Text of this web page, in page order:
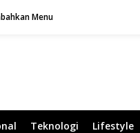
Menu
Teknologi Lifestyle